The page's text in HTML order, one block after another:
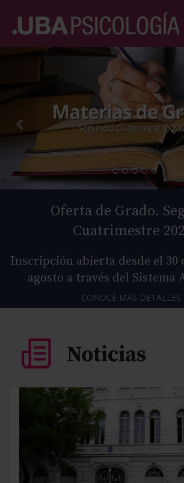
Oferta de Grado.
Cuatrimestre
Inscripción abierta desde el 30
agosto a través del Sistema
CONOCÉ MÁS DETALLES